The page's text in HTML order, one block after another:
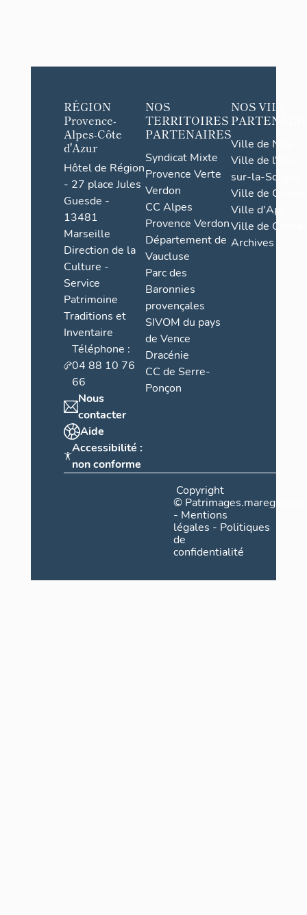
RÉGION
Provence-
Alpes-Côte
d'Azur
Hôtel de Région
- 27 place Jules
Guesde -
13481
Marseille
Direction de la
Culture -
Service
Patrimoine
Traditions et
Inventaire
Téléphone :
04 88 10 76
66
Nous
contacter
Aide
Accessibilité :
non conforme
NOS
TERRITOIRES
PARTENAIRES
Syndicat Mixte
Provence Verte
Verdon
CC Alpes
Provence Verdon
Département de
Vaucluse
Parc des
Baronnies
provençales
SIVOM du pays
de Vence
Dracénie
CC de Serre-
Ponçon
NOS VILLES
Ville de Nice
Ville de l'Isle-
sur-la-Sorgue
Ville de Grasse
Ville d'Apt
Ville de
Archives
Copyright
©
- Mentions
légales - Politiques
de
confidentialité